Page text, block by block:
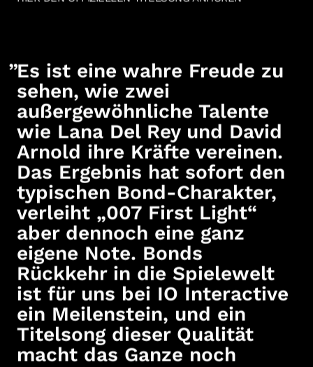
Es ist eine wahre Freude zu
sehen, wie zwei
außergewöhnliche Talente
wie Lana Del Rey und David
Arnold ihre Kräfte vereinen.
Das Ergebnis hat sofort den
typischen Bond-Charakter,
verleiht „007 First Light“
aber dennoch eine ganz
eigene Note. Bonds
Rückkehr in die Spielewelt
ist für uns bei IO Interactive
ein Meilenstein, und ein
Titelsong dieser Qualität
macht das Ganze noch